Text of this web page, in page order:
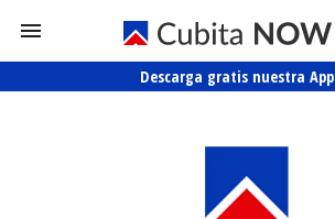
Descarga gratis nuestra App